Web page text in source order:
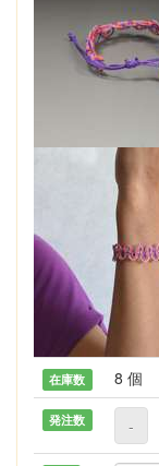
在庫数 8 個
発注数 -